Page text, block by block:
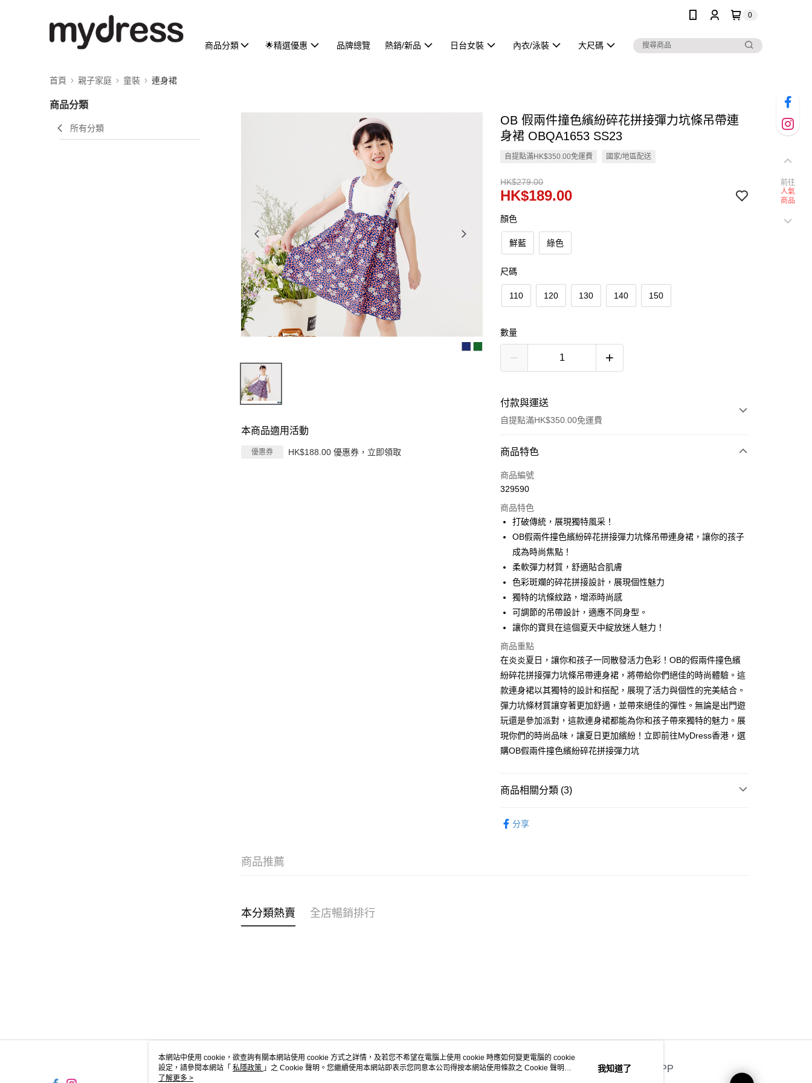
0
商品分類 🌟精選優惠 品牌總覽 熱銷/新品 日台女裝 內衣/泳裝 大尺碼
首頁 親子家庭 童裝 連身裙
商品分類
所有分類
本商品適用活動
優惠券 HK$188.00 優惠券，立即領取
OB 假兩件撞色繽紛碎花拼接彈力坑條吊帶連
身裙 OBQA1653 SS23
自提點滿HK$350.00免運費 國家/地區配送
HK$279.00
HK$189.00
顏色
鮮藍 綠色
尺碼
110 120 130 140 150
數量
付款與運送
自提點滿HK$350.00免運費
付款方式
信用卡
AlipayHK
PayMe
WeChat Pay
送貨方式
付款後順豐自助櫃
每筆HK$40.00，滿HK$350.00或以上免運費
付款後順豐站及營業點
每筆HK$40.00，滿HK$350.00或以上免運費
付款後順豐合作便利店
每筆HK$40.00，滿HK$350.00或以上免運費
付款後其他順豐合作點
每筆HK$40.00，滿HK$350.00或以上免運費
每筆HK$40.00，滿HK$350.00或以上免運費
其他國家/地區配送 (運費只供參考，下單後客服會再聯絡酌
商品特色
商品編號
329590
商品特色
打破傳統，展現獨特風采！
OB假兩件撞色繽紛碎花拼接彈力坑條吊帶連身裙，讓你的孩子
成為時尚焦點！
柔軟彈力材質，舒適貼合肌膚
色彩斑斕的碎花拼接設計，展現個性魅力
獨特的坑條紋路，增添時尚感
可調節的吊帶設計，適應不同身型。
讓你的寶貝在這個夏天中綻放迷人魅力！
商品重點
在炎炎夏日，讓你和孩子一同散發活力色彩！OB的假兩件撞色繽
紛碎花拼接彈力坑條吊帶連身裙，將帶給你們絕佳的時尚體驗。這
款連身裙以其獨特的設計和搭配，展現了活力與個性的完美結合。
彈力坑條材質讓穿著更加舒適，並帶來絕佳的彈性。無論是出門遊
玩還是參加派對，這款連身裙都能為你和孩子帶來獨特的魅力。展
現你們的時尚品味，讓夏日更加繽紛！立即前往MyDress香港，選
購OB假兩件撞色繽紛碎花拼接彈力坑
商品相關分類 (3)
分享
商品推薦
本分類熱賣 全店暢銷排行
關於我們 客戶服務 官方APP
前往
人氣
商品
本網站中使用 cookie，欲查詢有關本網站使用 cookie 方式之詳情，及若您不希望在電腦上使用 cookie 時應如何變更電腦的 cookie
設定，請參閱本網站「 私隱政策 」之 Cookie 聲明。您繼續使用本網站即表示您同意本公司得按本網站使用條款之 Cookie 聲明使
用 cookie。
了解更多 >
我知道了